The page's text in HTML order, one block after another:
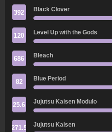
392 Black Clover
120 Level Up with the Gods
686 Bleach
82 Blue Period
25.6 Jujutsu Kaisen Modulo
271.5 Jujutsu Kaisen